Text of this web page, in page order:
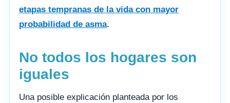
etapas tempranas de la vida con mayor
probabilidad de asma.
No todos los hogares son
iguales
Una posible explicación planteada por los